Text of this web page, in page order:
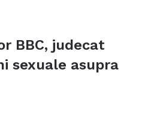
BBC, judecat
sexuale asupra